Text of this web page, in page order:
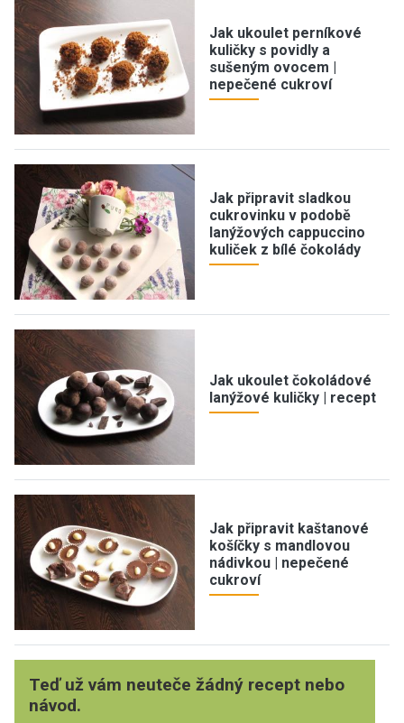
Jak ukoulet perníkové
kuličky s povidly a
sušeným ovocem |
nepečené cukroví
Jak připravit sladkou
cukrovinku v podobě
lanýžových cappuccino
kuliček z bílé čokolády
Jak ukoulet čokoládové
lanýžové kuličky | recept
Jak připravit kaštanové
košíčky s mandlovou
nádivkou | nepečené
cukroví
Teď už vám neuteče žádný recept nebo
návod.